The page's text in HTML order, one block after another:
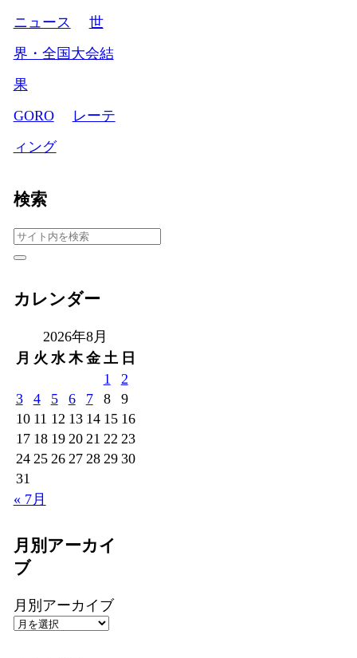
ニュース
世
界・全国大会結
果
GORO
レーテ
ィング
検索
カレンダー
2026年8月
月 火 水 木 金 土 日
1
2
3
4 5 6 7 8
9
10 11 12 13 14 15 16
17 18 19 20 21 22 23
24 25 26 27 28 29 30
31
« 7月
月別アーカイ
ブ
月別アーカイブ